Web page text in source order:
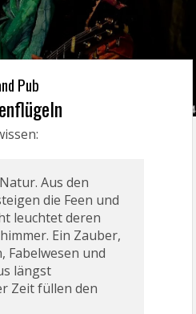
Pub
Aus den
die Feen und
leuchtet deren
Ein Zauber,
Fabelwesen und
längst
Zeit füllen den